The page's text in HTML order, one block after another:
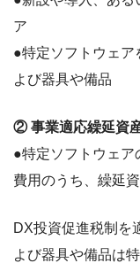
ア
●特定ソフトウェア
よび器具や備品
② 事業適応繰延資
●特定ソフトウェア
費用のうち、繰延
DX投資促進税制を
よび器具や備品は